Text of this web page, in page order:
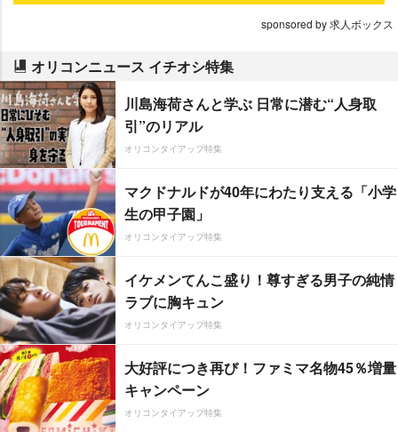
sponsored by 求人ボックス
オリコンニュース イチオシ特集
川島海荷さんと学ぶ 日常に潜む“人身取
引”のリアル
オリコンタイアップ特集
マクドナルドが40年にわたり支える「小学
生の甲子園」
オリコンタイアップ特集
イケメンてんこ盛り！尊すぎる男子の純情
ラブに胸キュン
オリコンタイアップ特集
大好評につき再び！ファミマ名物45％増量
キャンペーン
オリコンタイアップ特集